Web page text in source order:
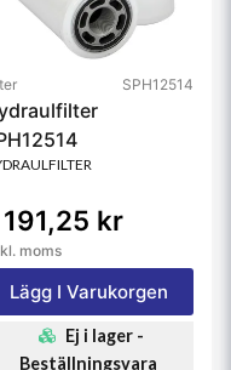
SPH12514
191,25 kr
moms
Lägg I Varukorgen
Ej i lager -
Beställningsvara